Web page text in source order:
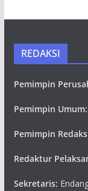
REDAKSI
Pemimpin
Pemimpin Umum:
Pemimpin
Redaktur
Sekretaris: